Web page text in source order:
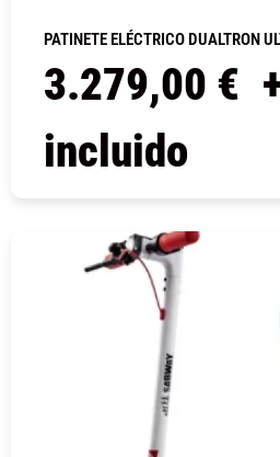
PATINETE ELÉCTRICO DUALTRON
3.279,00 €
incluido